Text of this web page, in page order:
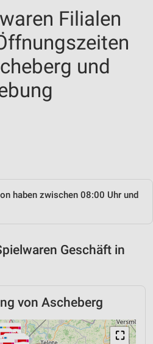
Filialen
und
haben zwischen 08:00 Uhr und
Geschäft in
von Ascheberg
⛶